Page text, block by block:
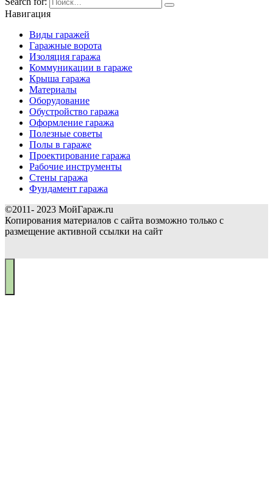
Навигация
Виды гаражей
Гаражные ворота
Изоляция гаража
Коммуникации в гараже
Крыша гаража
Материалы
Оборудование
Обустройство гаража
Оформление гаража
Полезные советы
Полы в гараже
Проектирование гаража
Рабочие инструменты
Стены гаража
Фундамент гаража
©2011- 2023 МойГараж.ru
Копирования материалов с сайта возможно только с
размещение активной ссылки на сайт